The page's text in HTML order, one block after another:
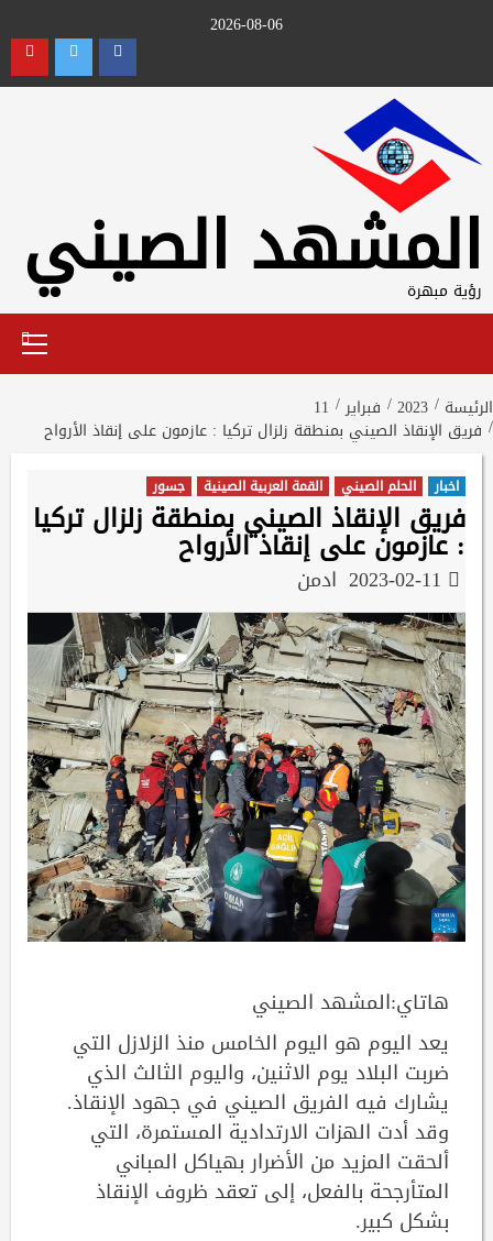
2026-08-06
Facebook
Twitter
المشهد الصيني
رؤية مبهرة
Primary
الرئيسة 2023 فبراير 11
فريق الإنقاذ الصيني بمنطقة زلزال تركيا : عازمون على إنقاذ الأرواح
اخبار الحلم الصيني القمة العربية الصينية جسور
فريق الإنقاذ الصيني بمنطقة زلزال تركيا
: عازمون على إنقاذ الأرواح
ادمن
هاتاي:المشهد الصيني
يعد اليوم هو اليوم الخامس منذ الزلازل التي
ضربت البلاد يوم الاثنين، واليوم الثالث الذي
يشارك فيه الفريق الصيني في جهود الإنقاذ.
وقد أدت الهزات الارتدادية المستمرة، التي
ألحقت المزيد من الأضرار بهياكل المباني
المتأرجحة بالفعل، إلى تعقد ظروف الإنقاذ
بشكل كبير.